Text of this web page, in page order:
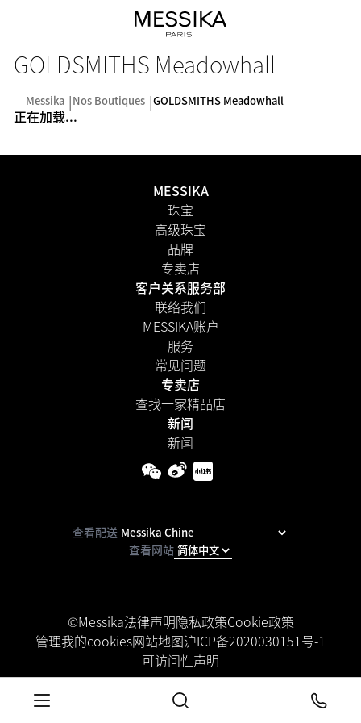
GOLDSMITHS Meadowhall
Messika Nos Boutiques GOLDSMITHS Meadowhall
正在加载...
MESSIKA
珠宝
高级珠宝
品牌
专卖店
客户关系服务部
联络我们
MESSIKA账户
服务
常见问题
专卖店
查找一家精品店
新闻
新闻
©Messika法律声明隐私政策Cookie政策
管理我的cookies网站地图沪ICP备2020030151号-1
可访问性声明
查看配送
查看网站